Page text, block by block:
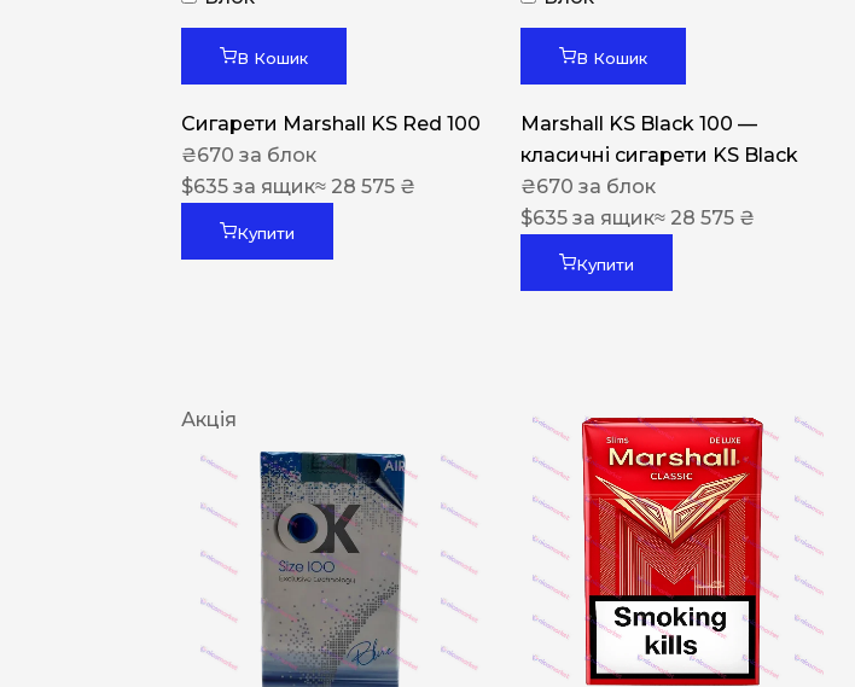
Nistru
Focus
De Santis
MONUS
NERO
NERO
Гуцульскі
В Кошик
Сигарети Marshall KS Red 100
₴670 за блок
$635 за ящик≈ 28 575 ₴
Купити
В Кошик
Marshall KS Black 100 —
класичні сигарети KS Black
₴670 за блок
$635 за ящик≈ 28 575 ₴
Купити
Акція